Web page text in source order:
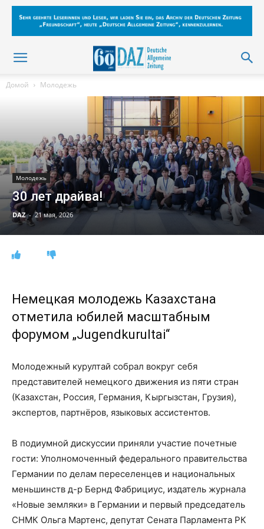
Домой Молодежь
Молодежь
30 лет драйва!
DAZ - 21 мая, 2026
Немецкая молодежь Казахстана
отметила юбилей масштабным
форумом „Jugendkurultai“
Молодежный курултай собрал вокруг себя
представителей немецкого движения из пяти стран
(Казахстан, Россия, Германия, Кыргызстан, Грузия),
экспертов, партнёров, языковых ассистентов.
В подиумной дискуссии приняли участие почетные
гости: Уполномоченный федерального правительства
Германии по делам переселенцев и национальных
меньшинств д-р Бернд Фабрициус, издатель журнала
«Новые земляки» в Германии и первый председатель
СНМК Ольга Мартенс, депутат Сената Парламента РК